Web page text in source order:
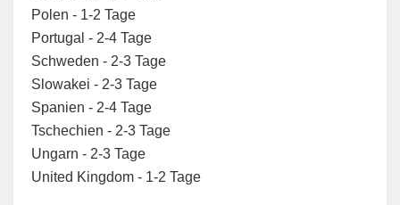
Polen - 1-2 Tage
Portugal - 2-4 Tage
Schweden - 2-3 Tage
Slowakei - 2-3 Tage
Spanien - 2-4 Tage
Tschechien - 2-3 Tage
Ungarn - 2-3 Tage
United Kingdom - 1-2 Tage